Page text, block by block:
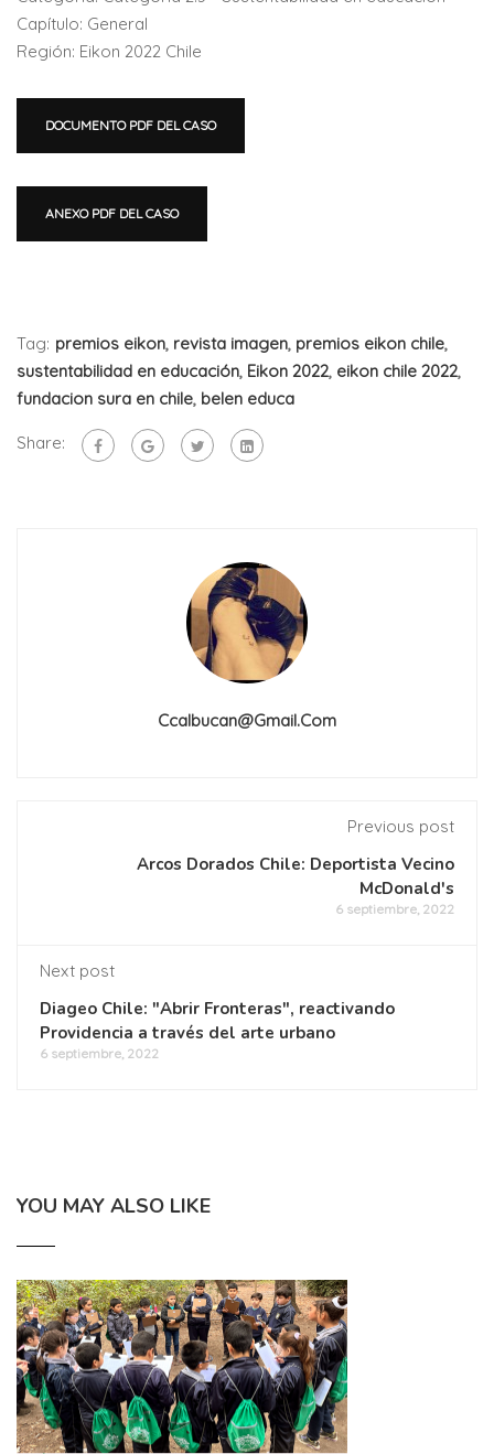
Capítulo: General
Región: Eikon 2022 Chile
DOCUMENTO PDF DEL CASO
ANEXO PDF DEL CASO
Tag: premios eikon, revista imagen, premios eikon chile,
sustentabilidad en educación, Eikon 2022, eikon chile 2022,
fundacion sura en chile, belen educa
Share:
Ccalbucan@gmail.com
Previous post
Arcos Dorados Chile: Deportista Vecino
McDonald's
6 septiembre, 2022
Next post
Diageo Chile: "Abrir Fronteras", reactivando
Providencia a través del arte urbano
6 septiembre, 2022
YOU MAY ALSO LIKE